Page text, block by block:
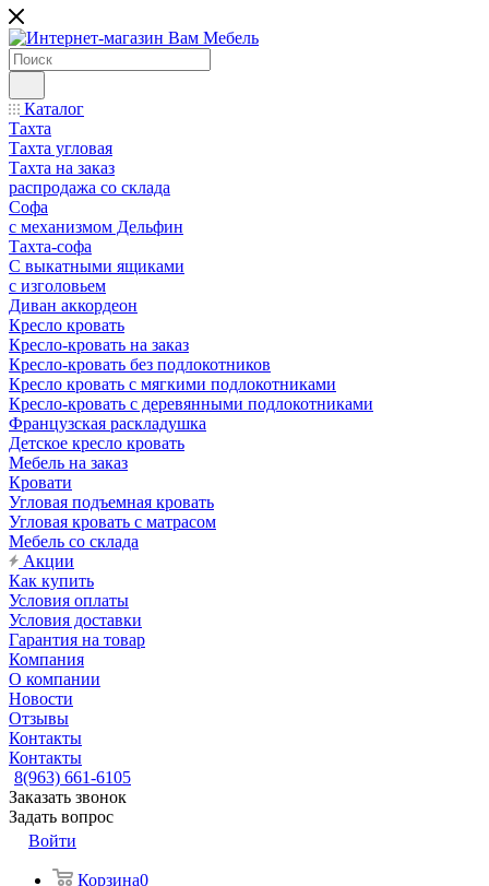
Каталог
Тахта
Тахта угловая
Тахта на заказ
распродажа со склада
Софа
с механизмом Дельфин
Тахта-софа
С выкатными ящиками
с изголовьем
Диван аккордеон
Кресло кровать
Кресло-кровать на заказ
Кресло-кровать без подлокотников
Кресло кровать с мягкими подлокотниками
Кресло-кровать с деревянными подлокотниками
Французская раскладушка
Детское кресло кровать
Мебель на заказ
Кровати
Угловая подъемная кровать
Угловая кровать с матрасом
Мебель со склада
Акции
Как купить
Условия оплаты
Условия доставки
Гарантия на товар
Компания
О компании
Новости
Отзывы
Контакты
Контакты
8(963) 661-6105
Заказать звонок
Задать вопрос
Войти
Корзина0